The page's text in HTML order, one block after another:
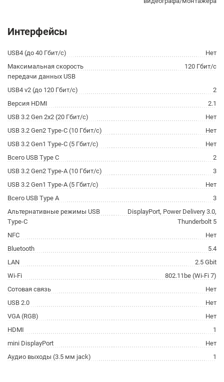
Интерфейсы
USB4 (до 40 Гбит/с)
Нет
Максимальная скорость
передачи данных USB
120 Гбит/с
USB4 v2 (до 120 Гбит/с)
2
Версия HDMI
2.1
USB 3.2 Gen 2x2 (20 Гбит/с)
Нет
USB 3.2 Gen2 Type-C (10 Гбит/с)
Нет
USB 3.2 Gen1 Type-C (5 Гбит/с)
Нет
Всего USB Type C
2
USB 3.2 Gen2 Type-A (10 Гбит/с)
3
USB 3.2 Gen1 Type-A (5 Гбит/с)
Нет
Всего USB Type A
3
Альтернативные режимы USB
Type-C
DisplayPort, Power Delivery 3.0,
Thunderbolt 5
NFC
Нет
Bluetooth
5.4
LAN
2.5 Gbit
Wi-Fi
802.11be (Wi-Fi 7)
Сотовая связь
Нет
USB 2.0
Нет
VGA (RGB)
Нет
HDMI
1
mini DisplayPort
Нет
Аудио выходы (3.5 мм jack)
1